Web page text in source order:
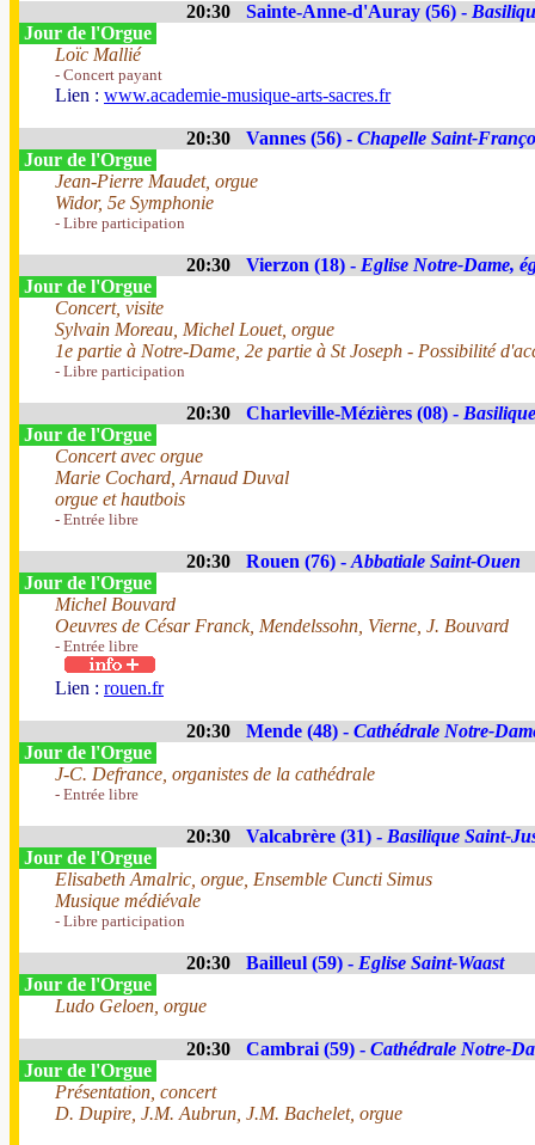
20:30 Sainte-Anne-d'Auray (56) -
Jour de l'Orgue
Loïc Mallié
- Concert payant
Lien : www.academie-musique-arts-sacres.fr
20:30 Vannes (56) - Chapelle Saint-
Jour de l'Orgue
Jean-Pierre Maudet, orgue
Widor, 5e Symphonie
- Libre participation
20:30 Vierzon (18) - Eglise Notre-Dame,
Jour de l'Orgue
Concert, visite
Sylvain Moreau, Michel Louet, orgue
1e partie à Notre-Dame, 2e partie à St Joseph - Possibilité
- Libre participation
20:30 Charleville-Mézières (08) -
Jour de l'Orgue
Concert avec orgue
Marie Cochard, Arnaud Duval
orgue et hautbois
- Entrée libre
20:30 Rouen (76) - Abbatiale Saint-Ouen
Jour de l'Orgue
Michel Bouvard
Oeuvres de César Franck, Mendelssohn, Vierne, J. Bouvard
- Entrée libre
Lien : rouen.fr
20:30 Mende (48) - Cathédrale Notre-
Jour de l'Orgue
J-C. Defrance, organistes de la cathédrale
- Entrée libre
20:30 Valcabrère (31) - Basilique Saint-
Jour de l'Orgue
Elisabeth Amalric, orgue, Ensemble Cuncti Simus
Musique médiévale
- Libre participation
20:30 Bailleul (59) - Eglise Saint-Waast
Jour de l'Orgue
Ludo Geloen, orgue
20:30 Cambrai (59) - Cathédrale Notre-
Jour de l'Orgue
Présentation, concert
D. Dupire, J.M. Aubrun, J.M. Bachelet, orgue